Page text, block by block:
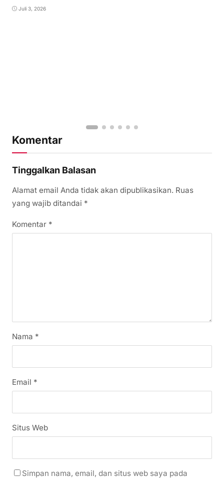
Juli 3, 2026
Komentar
Tinggalkan Balasan
Alamat email Anda tidak akan dipublikasikan. Ruas
yang wajib ditandai *
Komentar *
Nama *
Email *
Situs Web
Simpan nama, email, dan situs web saya pada